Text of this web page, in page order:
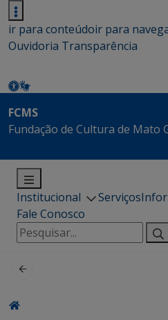
ir para conteúdoir para
Ouvidoria Transparência
FCMS
Fundação de Cultura de Mato
Institucional Serviços
Fale Conosco
Pesquisar
por: